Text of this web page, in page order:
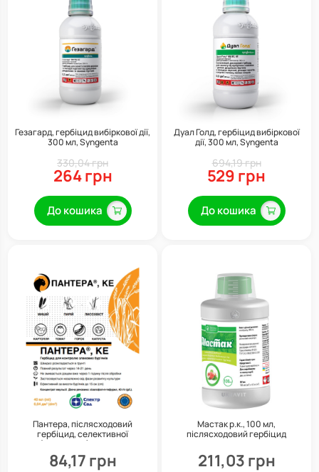
Гезагард, гербіцид вибіркової дії,
300 мл, Syngenta
264 грн
330,04 грн
До кошика
Дуал Голд, гербіцид вибіркової
дії, 300 мл, Syngenta
529 грн
694,19 грн
До кошика
Пантера, післясходовий
гербіцид, селективної
(вибіркової) дії, 40 мл
84,17 грн
Мастак р.к., 100 мл,
післясходовий гербіцид
211,03 грн